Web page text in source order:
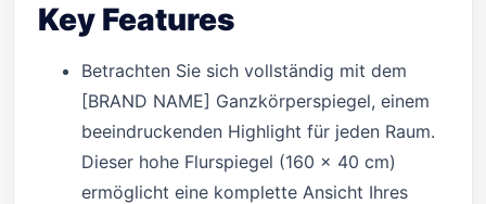
Key Features
Betrachten Sie sich vollständig mit dem
[BRAND NAME] Ganzkörperspiegel, einem
beeindruckenden Highlight für jeden Raum.
Dieser hohe Flurspiegel (160 x 40 cm)
ermöglicht eine komplette Ansicht Ihres